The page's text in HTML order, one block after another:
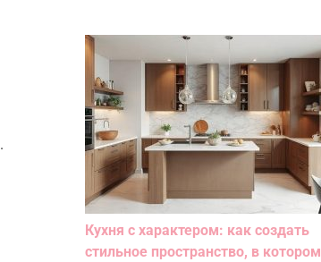
Кухня с характером: как создать
стильное пространство, в котором